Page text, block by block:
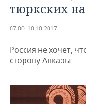
ДЕКЛАРАЦИИ О
КОРОЛИ
ВУЗЫ ТАТАРСТАНА
НОВОСТИ
ФИНАНСЫ
ПРОМЫШЛЕННОСТЬ
НОВОСТИ
АГРОПРОМ
НЕДВИЖИМОСТЬ
НОВОСТИ
тюркских
07:00, 10.10.2017
Россия не хочет,
сторону Анкары